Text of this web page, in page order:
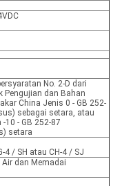
No. 2-D dari
Pengujian dan Bahan
China Jenis 0 - GB 252-
sebagai setara, atau
10 - GB 252-87
setara
4 / SH atau CH-4 / SJ
dan Memadai